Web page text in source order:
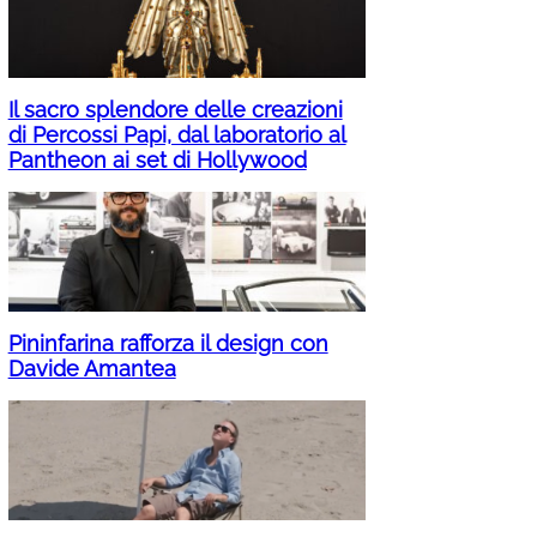
Il sacro splendore delle creazioni
di Percossi Papi, dal laboratorio al
Pantheon ai set di Hollywood
Pininfarina rafforza il design con
Davide Amantea